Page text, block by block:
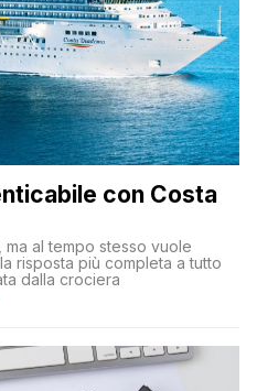
con Costa
al tempo stesso vuole
risposta più completa a tutto
dalla crociera